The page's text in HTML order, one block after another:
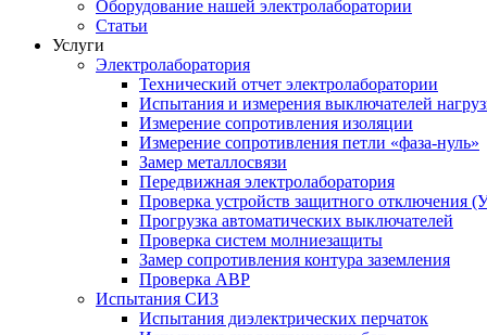
Оборудование нашей электролаборатории
Статьи
Услуги
Электролаборатория
Технический отчет электролаборатории
Испытания и измерения выключателей
Измерение сопротивления изоляции
Измерение сопротивления петли «фаза-нуль»
Замер металлосвязи
Передвижная электролаборатория
Проверка устройств защитного отключения
Прогрузка автоматических выключателей
Проверка систем молниезащиты
Замер сопротивления контура заземления
Проверка АВР
Испытания СИЗ
Испытания диэлектрических перчаток